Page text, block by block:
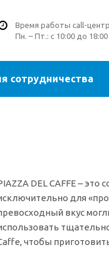
Время работы call-
Пн. – Пт.: с 10:00 до 18:00
сотрудничества
DEL CAFFE –
для
вкус
чтобы